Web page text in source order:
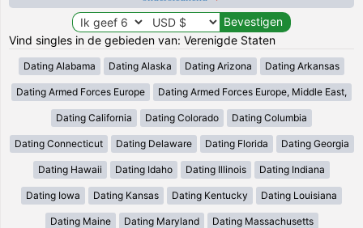
Vind singles in de gebieden van: Verenigde Staten
Dating Alabama Dating Alaska Dating Arizona Dating Arkansas
Dating Armed Forces Europe Dating Armed Forces Europe, Middle East,
Dating California Dating Colorado Dating Columbia
Dating Connecticut Dating Delaware Dating Florida Dating Georgia
Dating Hawaii Dating Idaho Dating Illinois Dating Indiana
Dating Iowa Dating Kansas Dating Kentucky Dating Louisiana
Dating Maine Dating Maryland Dating Massachusetts